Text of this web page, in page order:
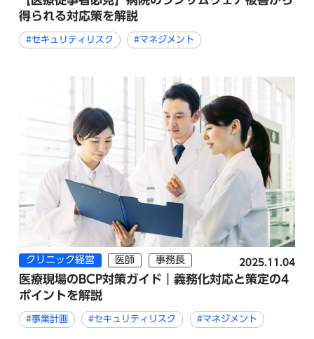
得られる対応策を解説
#セキュリティリスク #マネジメント
クリニック経営 医師 事務長 2025.11.04
医療現場のBCP対策ガイド｜義務化対応と策定の4
ポイントを解説
#事業計画 #セキュリティリスク #マネジメント